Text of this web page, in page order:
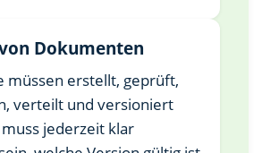
Dokumenten
müssen erstellt, geprüft,
verteilt und versioniert
jederzeit klar